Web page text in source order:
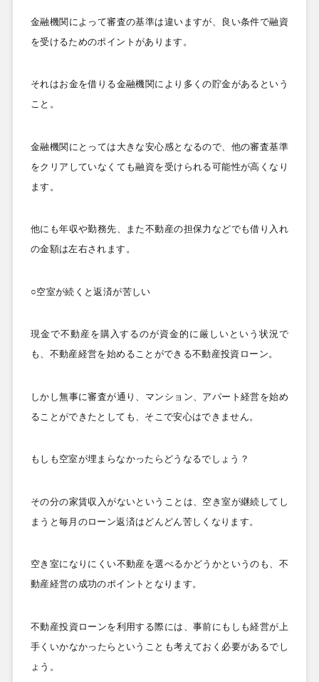
金融機関によって審査の基準は違いますが、良い条件で融資
を受けるためのポイントがあります。
それはお金を借りる金融機関により多くの貯金があるという
こと。
金融機関にとっては大きな安心感となるので、他の審査基準
をクリアしていなくても融資を受けられる可能性が高くなり
ます。
他にも年収や勤務先、また不動産の担保力などでも借り入れ
の金額は左右されます。
○空室が続くと返済が苦しい
現金で不動産を購入するのが資金的に厳しいという状況で
も、不動産経営を始めることができる不動産投資ローン。
しかし無事に審査が通り、マンション、アパート経営を始め
ることができたとしても、そこで安心はできません。
もしも空室が埋まらなかったらどうなるでしょう？
その分の家賃収入がないということは、空き室が継続してし
まうと毎月のローン返済はどんどん苦しくなります。
空き室になりにくい不動産を選べるかどうかというのも、不
動産経営の成功のポイントとなります。
不動産投資ローンを利用する際には、事前にもしも経営が上
手くいかなかったらということも考えておく必要があるでし
ょう。